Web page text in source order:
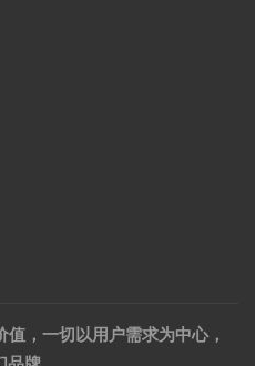
，一切以用户需求为中心，